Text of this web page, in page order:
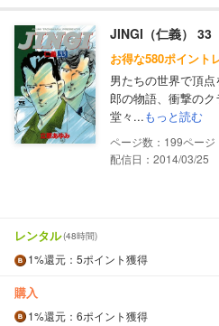
JINGI（仁義） 33
お得な580ポイント
男たちの世界で頂
郎の物語、衝撃の
堂々...もっと読む
199
配信日：2014/03/25
レンタル(48時間)
1%還元 ：5ポイント獲得
購入
1%還元 ：6ポイント獲得